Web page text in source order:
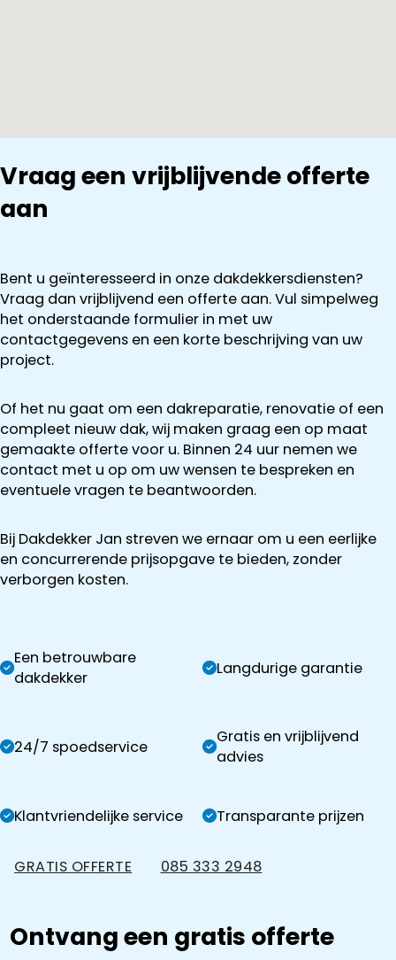
Vraag een vrijblijvende offerte
aan
Bent u geïnteresseerd in onze dakdekkersdiensten?
Vraag dan vrijblijvend een offerte aan. Vul simpelweg
het onderstaande formulier in met uw
contactgegevens en een korte beschrijving van uw
project.
Of het nu gaat om een dakreparatie, renovatie of een
compleet nieuw dak, wij maken graag een op maat
gemaakte offerte voor u. Binnen 24 uur nemen we
contact met u op om uw wensen te bespreken en
eventuele vragen te beantwoorden.
Bij Dakdekker Jan streven we ernaar om u een eerlijke
en concurrerende prijsopgave te bieden, zonder
verborgen kosten.
Een betrouwbare
dakdekker
Langdurige garantie
24/7 spoedservice
Gratis en vrijblijvend
advies
Klantvriendelijke service Transparante prijzen
GRATIS OFFERTE 085 333 2948
Ontvang een gratis offerte